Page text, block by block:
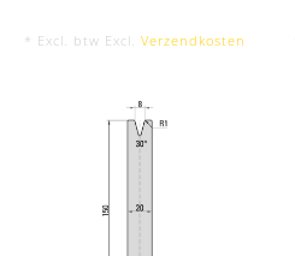
* Excl. btw Excl. Verzendkosten